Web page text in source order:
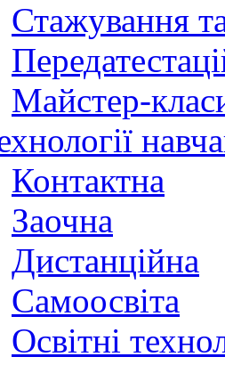
Стажування
Майстер-
Контактна
Заочна
Дистанційна
Самоосвіта
Освітні